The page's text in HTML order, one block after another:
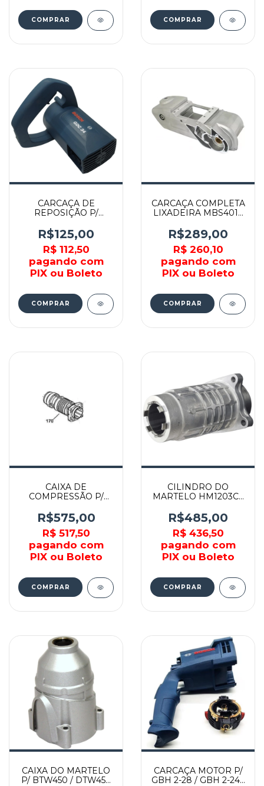
CARCAÇA DE
REPOSIÇÃO P/
- BOSCH
R$125,00
R$ 112,50
pagando com
PIX ou Boleto
CARCAÇA COMPLETA
LIXADEIRA MBS401 -
R$289,00
R$ 260,10
pagando com
PIX ou Boleto
CAIXA DE
COMPRESSÃO P/
ROMPEDOR -
N048222 - DEWALT
R$575,00
R$ 517,50
pagando com
PIX ou Boleto
CILINDRO DO
MARTELO HM1203C /
MAKITA
R$485,00
R$ 436,50
pagando com
PIX ou Boleto
CAIXA DO MARTELO
P/ BTW450 / DTW450
CARCAÇA MOTOR P/
GBH 2-28 / GBH 2-24 -